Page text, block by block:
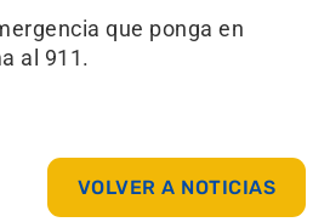
que ponga en
al 911.
VOLVER A NOTICIAS